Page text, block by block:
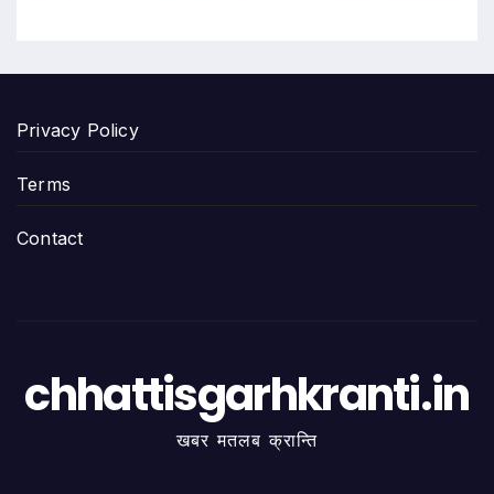
Privacy Policy
Terms
Contact
chhattisgarhkranti.in
खबर मतलब क्रान्ति